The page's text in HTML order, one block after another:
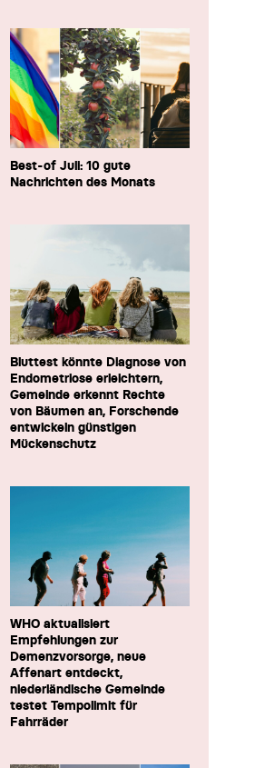
Best-of Juli: 10 gute
Nachrichten des Monats
Bluttest könnte Diagnose von
Endometriose erleichtern,
Gemeinde erkennt Rechte
von Bäumen an, Forschende
entwickeln günstigen
Mückenschutz
WHO aktualisiert
Empfehlungen zur
Demenzvorsorge, neue
Affenart entdeckt,
niederländische Gemeinde
testet Tempolimit für
Fahrräder